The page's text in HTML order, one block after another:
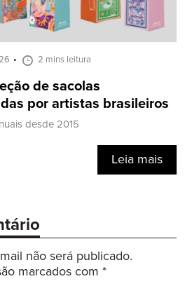
2 mins leitura
de sacolas
por artistas brasileiros
desde 2015
Leia mais
não será publicado.
marcados com *